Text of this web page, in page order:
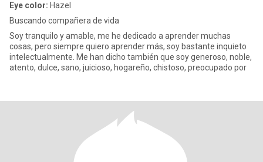
Eye color: Hazel
Buscando compañera de vida
Soy tranquilo y amable, me he dedicado a aprender muchas
cosas, pero siempre quiero aprender más, soy bastante inquieto
intelectualmente. Me han dicho también que soy generoso, noble,
atento, dulce, sano, juicioso, hogareño, chistoso, preocupado por